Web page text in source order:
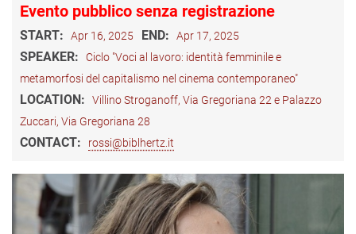
Evento pubblico senza registrazione
START: Apr 16, 2025 END: Apr 17, 2025
SPEAKER:
Ciclo "Voci al lavoro: identità femminile e
metamorfosi del capitalismo nel cinema contemporaneo"
LOCATION:
Villino Stroganoff, Via Gregoriana 22 e Palazzo
Zuccari, Via Gregoriana 28
CONTACT: rossi@biblhertz.it